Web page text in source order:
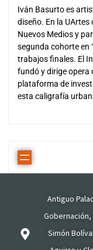
Iván Basurto es
diseño. En la
Nuevos Medios y
segunda cohorte en
trabajos finales. El
fundó y dirige opera
plataforma de
esta caligrafía
Antiguo
Gobernación,
Simón